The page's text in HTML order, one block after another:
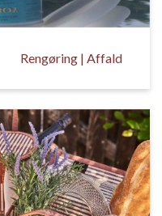
Rengøring | Affald